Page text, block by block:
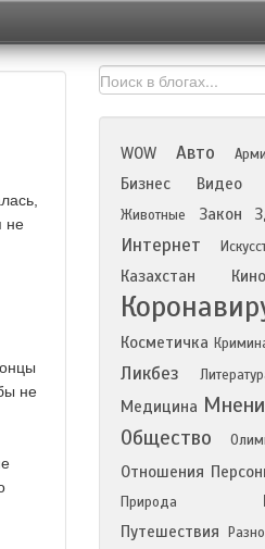
не
не
WOW Авто
Бизнес Видео
Животные
Закон
Интернет
Казахстан Кино
Косметичка
Ликбез
Медицина
Общество
Отношения
Природа
Путешествия